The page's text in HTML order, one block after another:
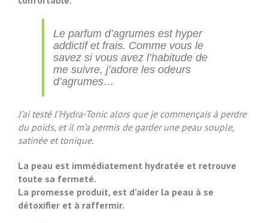
Le parfum d’agrumes est hyper
addictif et frais. Comme vous le
savez si vous avez l’habitude de
me suivre, j’adore les odeurs
d’agrumes…
J’ai testé l’Hydra-Tonic alors que je commençais à perdre
du poids, et il m’a permis de garder une peau souple,
satinée et tonique.
La peau est immédiatement hydratée et retrouve
toute sa fermeté.
La promesse produit, est d’aider la peau à se
détoxifier et à raffermir.